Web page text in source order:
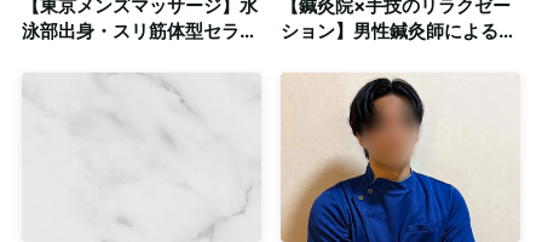
【東京メンズマッサージ】水
泳部出身・スリ筋体型セラピ
◎出張対応
【鍼灸院×手技のリラクゼー
ション】男性鍼灸師による深